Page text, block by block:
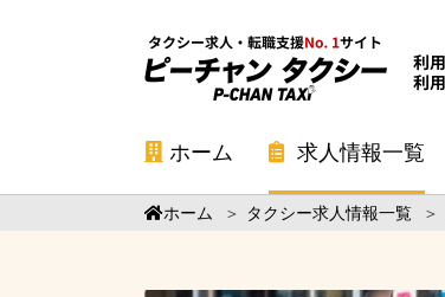
ホーム 求人情報一覧
ホーム ＞ タクシー求人情報一覧 ＞